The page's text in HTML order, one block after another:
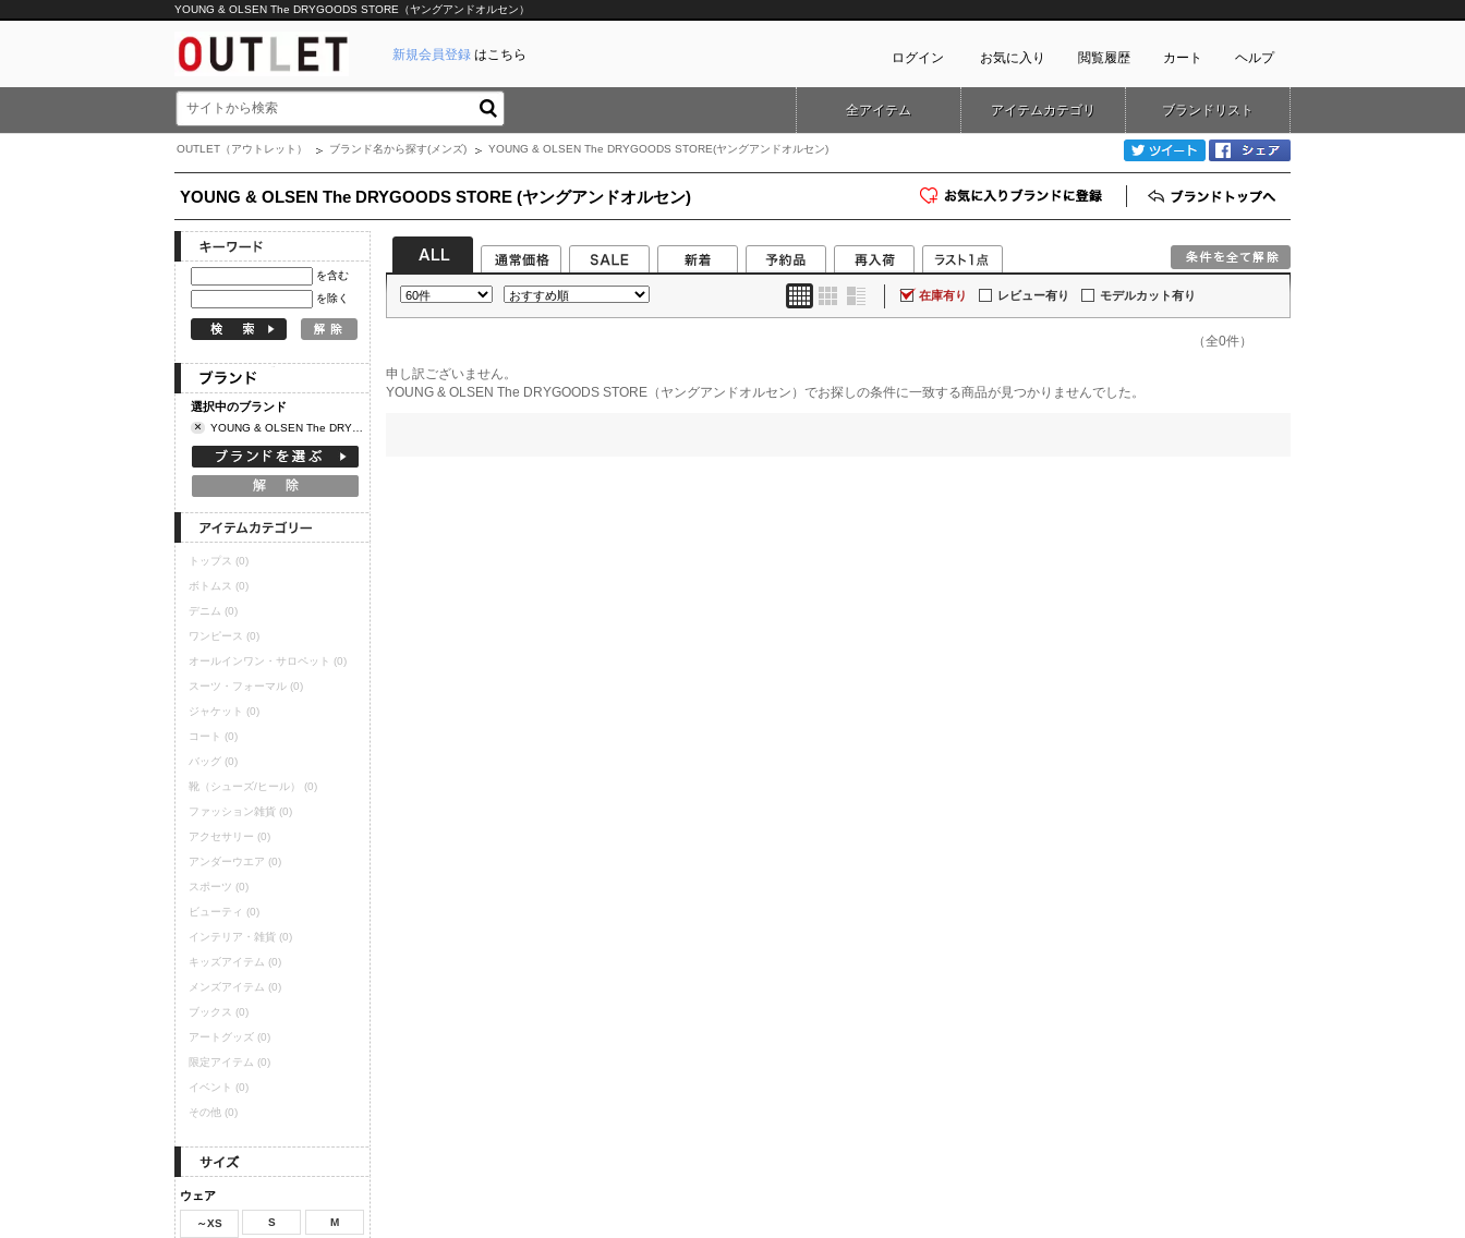
YOUNG & OLSEN The DRYGOODS STORE（ヤングアンドオルセン）
新規会員登録 はこちら ログイン お気に入り 閲覧履歴 カート
カートに商品がありません
ヘルプ
ショッピングガイド
配送・送料について
会員特典のご案内
初めてのお客様
よくあるご質問
お問合せ
ブランドリスト
アイテムカテゴリ
全アイテム
OUTLET（アウトレット） ブランド名から探す(メンズ) YOUNG & OLSEN The DRYGOODS STORE(ヤングアンドオルセン)
YOUNG & OLSEN The DRYGOODS STORE (ヤングアンドオルセン)
お気に入りブランド登録
を含む
を除く
選択中のブランド
×
トップス (0)
ボトムス (0)
デニム (0)
ワンピース (0)
オールインワン・サロペット (0)
スーツ・フォーマル (0)
ジャケット (0)
コート (0)
バッグ (0)
靴（シューズ/ヒール） (0)
ファッション雑貨 (0)
アクセサリー (0)
アンダーウエア (0)
スポーツ (0)
ビューティ (0)
インテリア・雑貨 (0)
キッズアイテム (0)
メンズアイテム (0)
ブックス (0)
アートグッズ (0)
限定アイテム (0)
イベント (0)
その他 (0)
ウェア
～XS S M
在庫有り レビュー有り モデルカット有り
（全0件）
申し訳ございません。
YOUNG & OLSEN The DRYGOODS STORE（ヤングアンドオルセン）でお探しの条件に一致する商品が見つかりませんでした。